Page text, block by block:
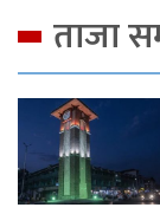
ताजा